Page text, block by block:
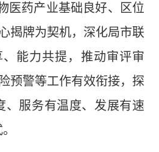
医药产业基础良好、区位
揭牌为契机，深化局市联
能力共提，推动审评审
预警等工作有效衔接，探
、服务有温度、发展有速